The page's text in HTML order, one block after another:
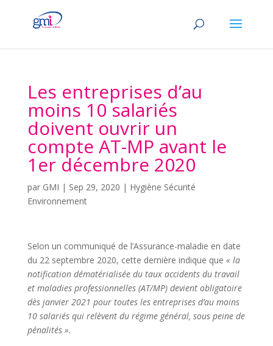
Les entreprises d’au
moins 10 salariés
doivent ouvrir un
compte AT-MP avant le
1er décembre 2020
par GMI | Sep 29, 2020 | Hygiène Sécurité
Environnement
Selon un communiqué de l’Assurance-maladie en date
du 22 septembre 2020, cette dernière indique que « la
notification dématérialisée du taux accidents du travail
et maladies professionnelles (AT/MP) devient obligatoire
dès janvier 2021 pour toutes les entreprises d’au moins
10 salariés qui relèvent du régime général, sous peine de
pénalités ».